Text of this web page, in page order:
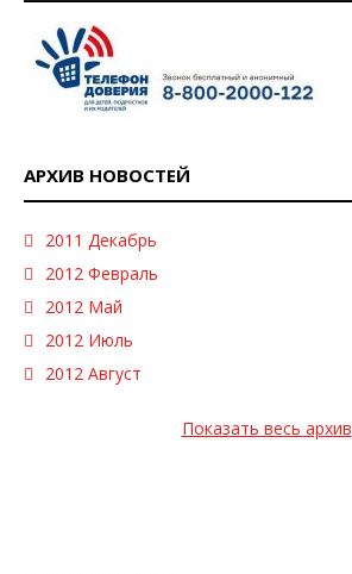
АРХИВ НОВОСТЕЙ
2011 Декабрь
2012 Февраль
2012 Май
2012 Июль
2012 Август
Показать весь архив